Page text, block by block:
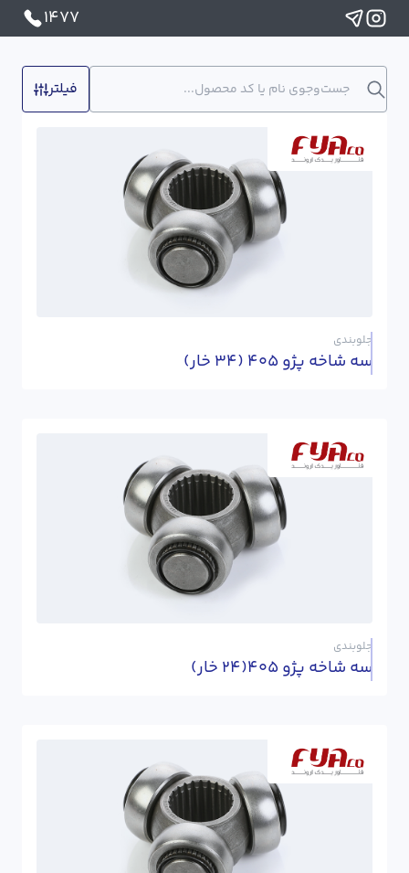
1477
فیلتر
جلوبندی
سه شاخه پژو 405 (34 خار)
جلوبندی
سه شاخه پژو 405(24 خار)